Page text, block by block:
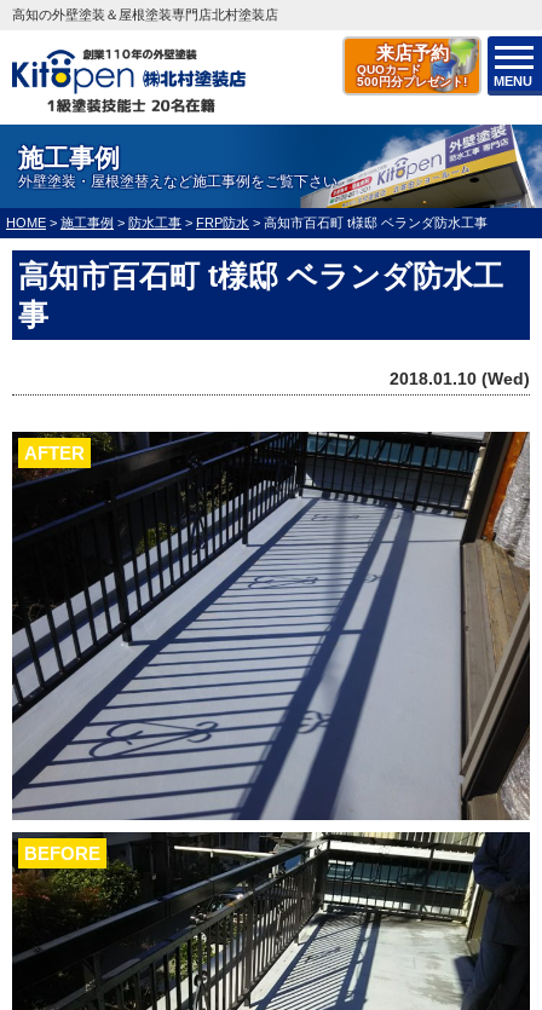
来店予約
QUOカード
500円分プレゼント!
MENU
高知の外壁塗装＆屋根塗装専門店北村塗装店
施工事例
外壁塗装・屋根塗替えなど施工事例をご覧下さい
HOME > 施工事例 > 防水工事 > FRP防水 > 高知市百石町 t様邸 ベランダ防水工事
高知市百石町 t様邸 ベランダ防水工
事
2018.01.10 (Wed)
AFTER
BEFORE